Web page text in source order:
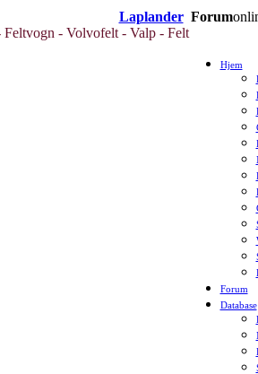
Laplander Forum
- Volvofelt - Valp - Felt
Hjem
Forum
Database